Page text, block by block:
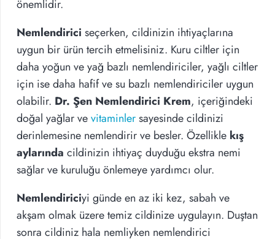
önemlidir.
Nemlendirici seçerken, cildinizin ihtiyaçlarına
uygun bir ürün tercih etmelisiniz. Kuru ciltler için
daha yoğun ve yağ bazlı nemlendiriciler, yağlı ciltler
için ise daha hafif ve su bazlı nemlendiriciler uygun
olabilir. Dr. Şen Nemlendirici Krem, içeriğindeki
doğal yağlar vevitaminlersayesinde cildinizi
derinlemesine nemlendirir ve besler. Özellikle kış
aylarında cildinizin ihtiyaç duyduğu ekstra nemi
sağlar ve kuruluğu önlemeye yardımcı olur.
Nemlendiriciyi günde en az iki kez, sabah ve
akşam olmak üzere temiz cildinize uygulayın. Duştan
sonra cildiniz hala nemliyken nemlendirici